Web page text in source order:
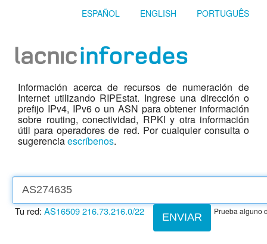
ESPAÑOL ENGLISH PORTUGUÊS
Información acerca de recursos de numeración de
Internet utilizando RIPEstat. Ingrese una dirección o
prefijo IPv4, IPv6 o un ASN para obtener información
sobre routing, conectividad, RPKI y otra información
útil para operadores de red. Por cualquier consulta o
sugerenciaescríbenos.
ENVIAR
Tu red: AS16509216.73.216.0/22 Prueba alguno